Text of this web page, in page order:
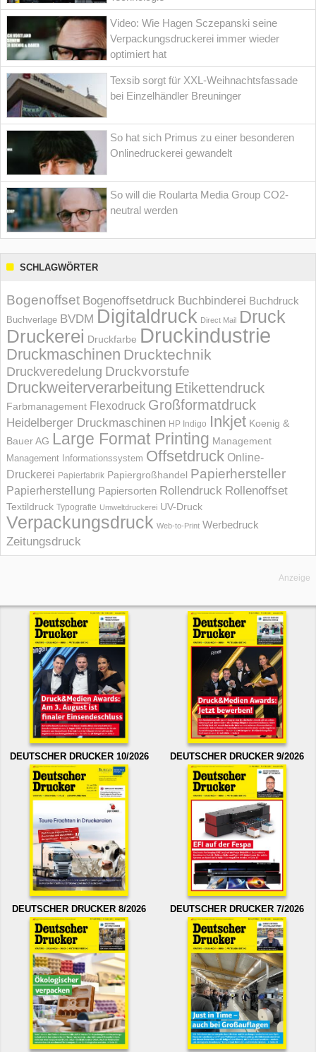
Video: Wie Hagen Sczepanski seine
Verpackungsdruckerei immer wieder
optimiert hat
Texsib sorgt für XXL-Weihnachtsfassade
bei Einzelhändler Breuninger
So hat sich Primus zu einer besonderen
Onlinedruckerei gewandelt
So will die Roularta Media Group CO2-
neutral werden
SCHLAGWÖRTER
Bogenoffset Bogenoffsetdruck Buchbinderei Buchdruck
Buchverlage BVDM Digitaldruck Direct Mail Druck
Druckerei Druckfarbe Druckindustrie
Druckmaschinen Drucktechnik
Druckveredelung Druckvorstufe
Druckweiterverarbeitung Etikettendruck
Farbmanagement Flexodruck Großformatdruck
Heidelberger Druckmaschinen HP Indigo Inkjet Koenig &
Bauer AG Large Format Printing Management
Management Informations­system Offsetdruck Online-
Druckerei Papierfabrik Papiergroßhandel Papierhersteller
Papierherstellung Papiersorten Rollendruck Rollenoffset
Textildruck Typografie Umweltdruckerei UV-Druck
Verpackungsdruck Web-to-Print Werbedruck
Zeitungsdruck
Anzeige
DEUTSCHER DRUCKER 10/2026 DEUTSCHER DRUCKER 9/2026
DEUTSCHER DRUCKER 8/2026 DEUTSCHER DRUCKER 7/2026